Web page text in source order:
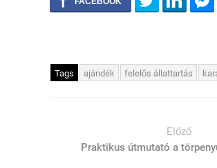
Tags ajándék felelős állattartás
Előző
Praktikus útmutató a